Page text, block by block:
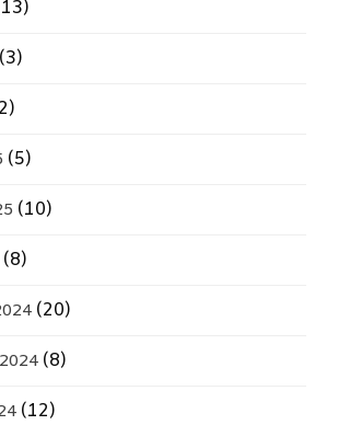
(3)
(5)
(10)
(8)
(20)
(8)
(12)